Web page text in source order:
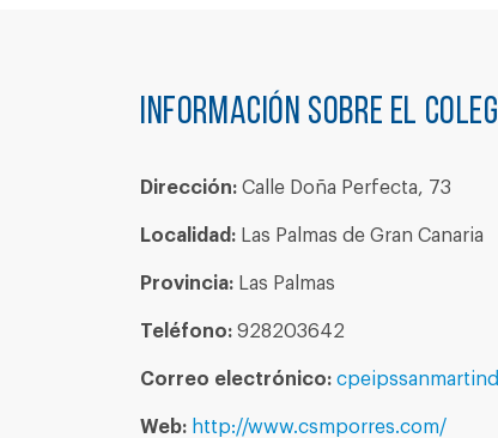
Información sobre el
Dirección: Calle Doña Perfecta, 73
Localidad: Las Palmas de Gran Canaria
Provincia: Las Palmas
Teléfono: 928203642
Correo electrónico:
Web: http://www.csmporres.com/